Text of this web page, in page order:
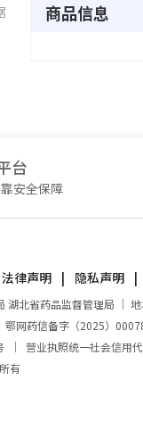
商品信息
台
安全保障
法律声明 隐私声明
湖北省药品监督管理局 ｜
鄂网药信备字（2025）
｜ 营业执照统一社会信用
有